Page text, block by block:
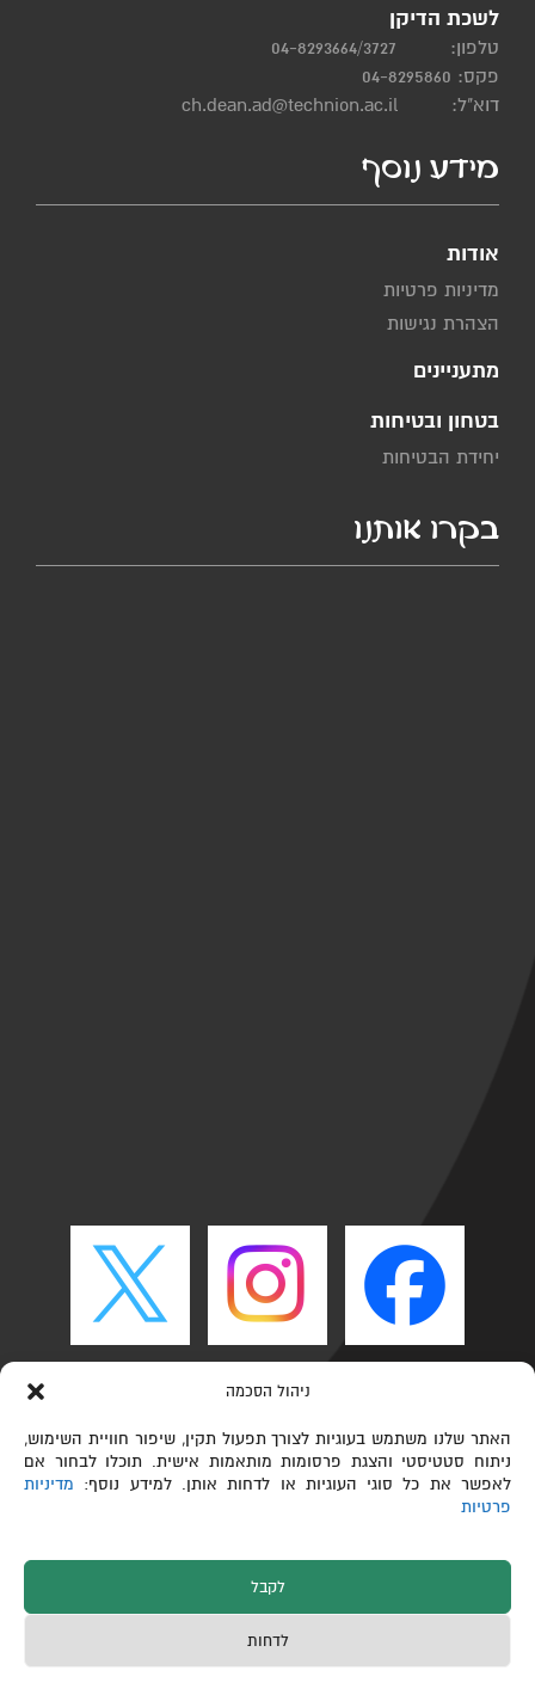
ניהול הסכמה
האתר שלנו משתמש בעוגיות לצורך תפעול תקין, שיפור חוויית השימוש,
ניתוח סטטיסטי והצגת פרסומות מותאמות אישית. תוכלו לבחור אם
לאפשר את כל סוגי העוגיות או לדחות אותן. למידע נוסף: מדיניות
פרטיות
לקבל
לדחות
לשכת הדיקן
טלפון:
04-8293664/3727
פקס: 04-8295860
דוא"ל:
ch.dean.ad@technion.ac.il
מידע נוסף
אודות
מדיניות פרטיות
הצהרת נגישות
מתעניינים
בטחון ובטיחות
יחידת הבטיחות
בקרו אותנו
טכניון – מכון טכנולוגי לישראל 2026